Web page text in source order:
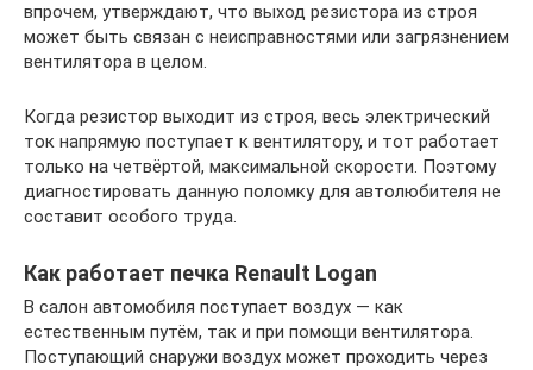
впрочем, утверждают, что выход резистора из строя
может быть связан с неисправностями или загрязнением
вентилятора в целом.
Когда резистор выходит из строя, весь электрический
ток напрямую поступает к вентилятору, и тот работает
только на четвёртой, максимальной скорости. Поэтому
диагностировать данную поломку для автолюбителя не
составит особого труда.
Как работает печка Renault Logan
В салон автомобиля поступает воздух — как
естественным путём, так и при помощи вентилятора.
Поступающий снаружи воздух может проходить через